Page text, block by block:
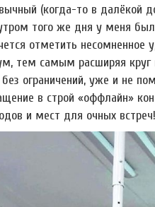
(когда-то в
того же дня у меня
отметить
тем самым расширяя
ограничений, уже и не
в строй «оффлайн»
и мест для очных встреч!